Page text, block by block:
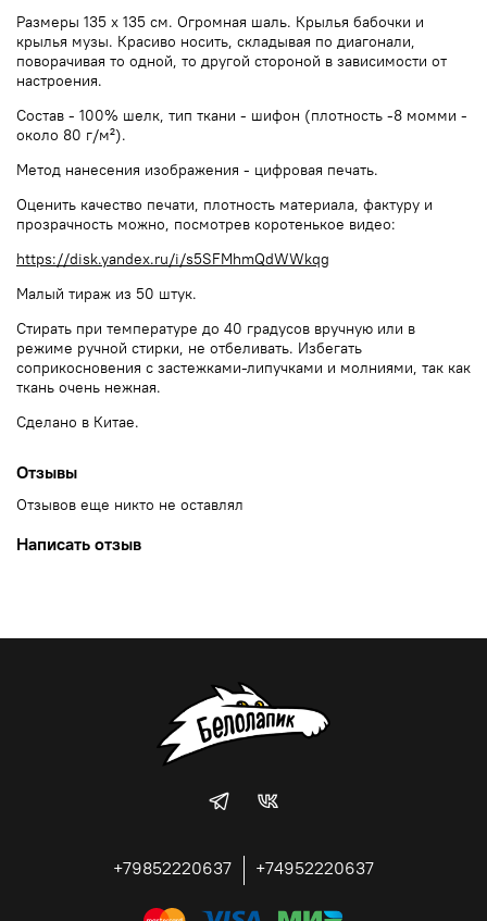
Размеры 135 х 135 см. Огромная шаль. Крылья бабочки и
крылья музы. Красиво носить, складывая по диагонали,
поворачивая то одной, то другой стороной в зависимости от
настроения.
Состав - 100% шелк, тип ткани - шифон (плотность -8 момми -
около 80 г/м²).
Метод нанесения изображения - цифровая печать.
Оценить качество печати, плотность материала, фактуру и
прозрачность можно, посмотрев коротенькое видео:
https://disk.yandex.ru/i/s5SFMhmQdWWkqg
Малый тираж из 50 штук.
Стирать при температуре до 40 градусов вручную или в
режиме ручной стирки, не отбеливать. Избегать
соприкосновения с застежками-липучками и молниями, так как
ткань очень нежная.
Сделано в Китае.
Отзывы
Отзывов еще никто не оставлял
Написать отзыв
+79852220637 +74952220637